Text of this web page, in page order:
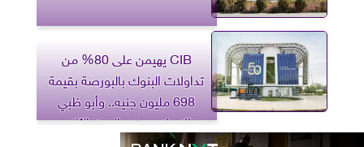
CIB يهيمن على 80% من
تداولات البنوك بالبورصة بقيمة
698 مليون جنيه.. وأبو ظبي
الإسلامي في المركز الثاني